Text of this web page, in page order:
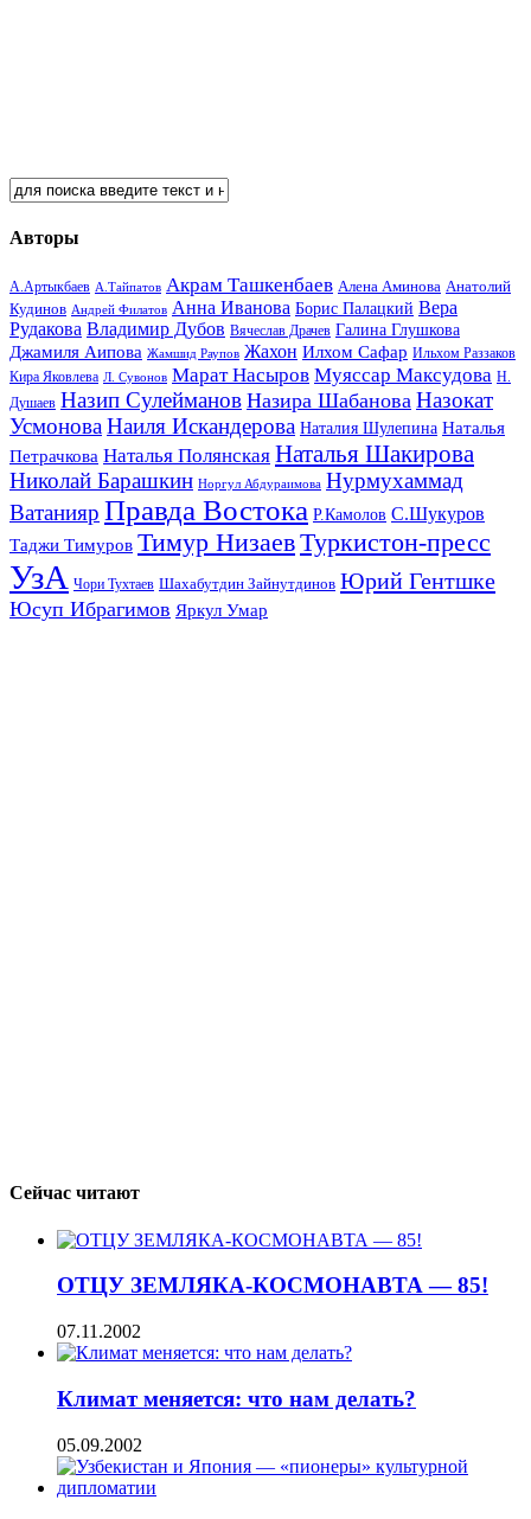
Авторы
А.Артыкбаев А.Тайпатов Акрам Ташкенбаев Алена Аминова Анатолий
Кудинов Андрей Филатов Анна Иванова Борис Палацкий Вера
Рудакова Владимир Дубов Вячеслав Драчев Галина Глушкова
Джамиля Аипова Жамшид Раупов Жахон Илхом Сафар Ильхом Раззаков
Кира Яковлева Л. Сувонов Марат Насыров Муяссар Максудова Н.
Душаев Назип Сулейманов Назира Шабанова Назокат
УсмоноваНаиля Искандерова Наталия Шулепина Наталья
Петрачкова Наталья Полянская Наталья Шакирова
Николай Барашкин Норгул Абдураимова Нурмухаммад
Ватанияр Правда Востока Р.Камолов С.Шукуров
Таджи Тимуров Тимур НизаевТуркистон-пресс
УзА Чори Тухтаев Шахабутдин Зайнутдинов Юрий Гентшке
Юсуп Ибрагимов Яркул Умар
Сейчас читают
ОТЦУ ЗЕМЛЯКА-КОСМОНАВТА — 85!
07.11.2002
Климат меняется: что нам делать?
05.09.2002